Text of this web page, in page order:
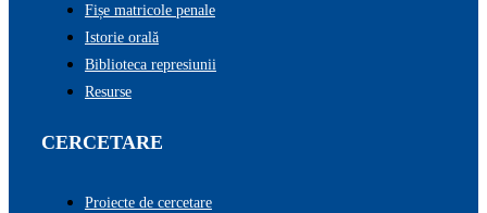
Fișe matricole penale
Istorie orală
Biblioteca represiunii
Resurse
CERCETARE
Proiecte de cercetare